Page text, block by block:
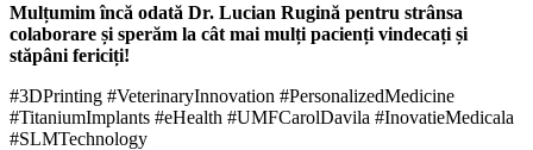
Mulțumim încă odată Dr. Lucian Rugină pentru strânsa
colaborare și sperăm la cât mai mulți pacienți vindecați și
stăpâni fericiți!
#3DPrinting #VeterinaryInnovation #PersonalizedMedicine
#TitaniumImplants #eHealth #UMFCarolDavila #InovatieMedicala
#SLMTechnology